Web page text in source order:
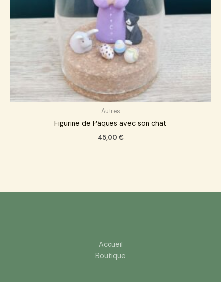
Autres
Figurine de Pâques avec son chat
45,00 €
Accueil
Boutique